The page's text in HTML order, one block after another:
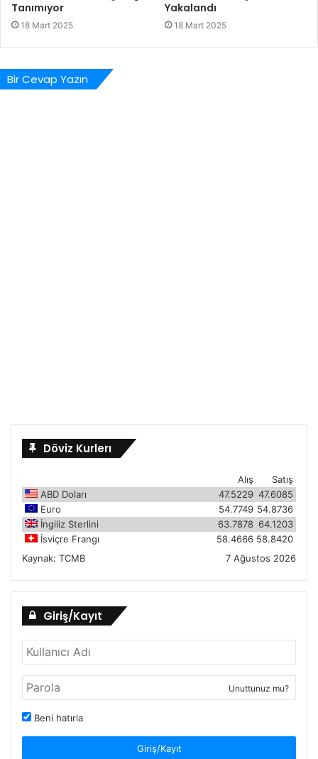
Tanımıyor
18 Mart 2025
Yakalandı
18 Mart 2025
Bir Cevap Yazın
Döviz Kurlerı
Satış
Alış
ABD Doları
47.6085
47.5229
Euro
54.8736
54.7749
İngiliz Sterlini
64.1203
63.7878
İsviçre Frangı
58.8420
58.4666
Kaynak: TCMB 7 Ağustos 2026
Giriş/Kayıt
Unuttunuz mu?
Beni hatırla
Giriş/Kayıt